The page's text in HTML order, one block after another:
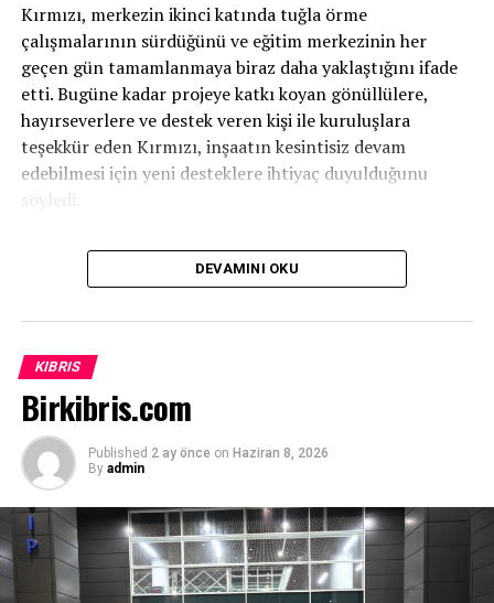
Kırmızı, merkezin ikinci katında tuğla örme
çalışmalarının sürdüğünü ve eğitim merkezinin her
geçen gün tamamlanmaya biraz daha yaklaştığını ifade
etti. Bugüne kadar projeye katkı koyan gönüllülere,
hayırseverlere ve destek veren kişi ile kuruluşlara
teşekkür eden Kırmızı, inşaatın kesintisiz devam
edebilmesi için yeni desteklere ihtiyaç duyulduğunu
söyledi.
Özellikle tuğla başta olmak üzere çeşitli inşaat
malzemelerinin temin edilmesinin önem taşıdığını
ülkenin geleceğine yatırım yapma anlayışıyla bugünlere
geldiğini kaydetti.
DEVAMINI OKU
KIBRIS
Birkibris.com
Published 2 ay önce on Haziran 8, 2026
By admin